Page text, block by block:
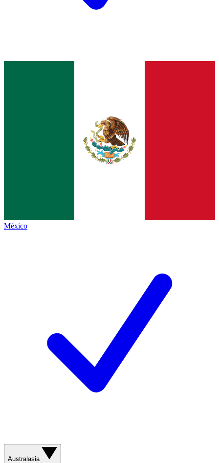
México
Australasia